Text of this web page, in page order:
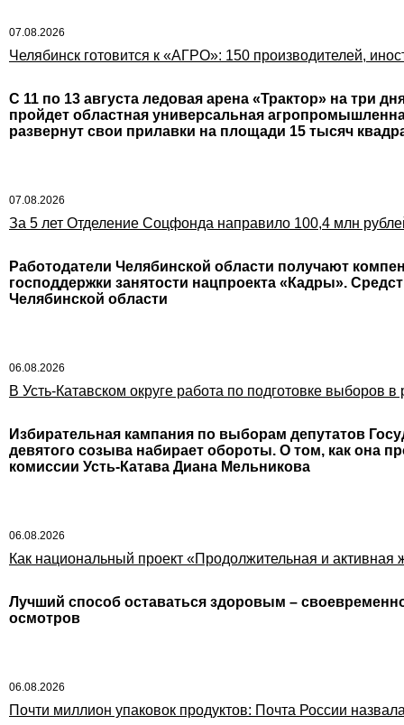
07.08.2026
Челябинск готовится к «АГРО»: 150 производителей,
С 11 по 13 августа ледовая арена «Трактор» на три
пройдет областная универсальная
развернут свои прилавки на площади 15 тысяч
07.08.2026
За 5 лет Отделение Соцфонда направило 100,4 млн
Работодатели Челябинской области получают
господдержки занятости нацпроекта «Кадры».
Челябинской области
06.08.2026
В Усть-Катавском округе работа по подготовке выборов в
Избирательная кампания по выборам депутатов
девятого созыва набирает обороты. О том, как она
комиссии Усть-Катава Диана Мельникова
06.08.2026
Как национальный проект «Продолжительная и
Лучший способ оставаться здоровым –
осмотров
06.08.2026
Почти миллион упаковок продуктов: Почта России